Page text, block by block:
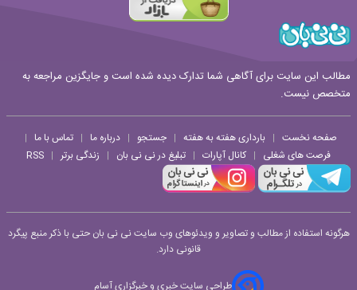
مطالب این سایت برای آگاهی شما تدارک دیده شده است و جایگزین مراجعه به
متخصص نیست.
صفحه نخست | بارداری هفته به هفته | جستجو | درباره ما | تماس با ما |
فرصت های شغلی | کانال آپارات | تبلیغ در نی نی بان | زندگی برتر |
RSS
هرگونه استفاده از مطالب و تصاویر و ویدئوهای وب سایت نی نی بان حتی با ذکر منبع پیگرد
قانونی دارد.
طراحی سایت خبری و خبرگزاری آسام